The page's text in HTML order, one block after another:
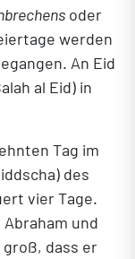
oder
werden
An Eid
al Eid) in
Tag im
des
vier Tage.
und
dass er